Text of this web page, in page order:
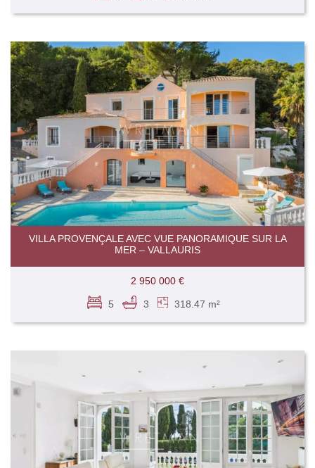
VILLA PROVENÇALE AVEC VUE PANORAMIQUE SUR LA
MER – VALLAURIS
2 950 000 €
5 3 318.47 m²